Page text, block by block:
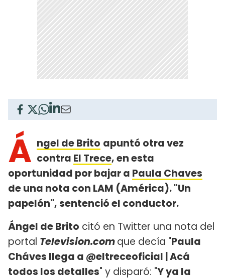
Á ngel de Brito apuntó otra vez
contra El Trece, en esta
oportunidad por bajar a Paula Chaves
de una nota con LAM (América). "Un
papelón", sentenció el conductor.
Ángel de Brito citó en Twitter una nota del
portal Television.comque decía "Paula
Cháves llega a @eltreceoficial | Acá
todos los detalles" y disparó: "Y ya la